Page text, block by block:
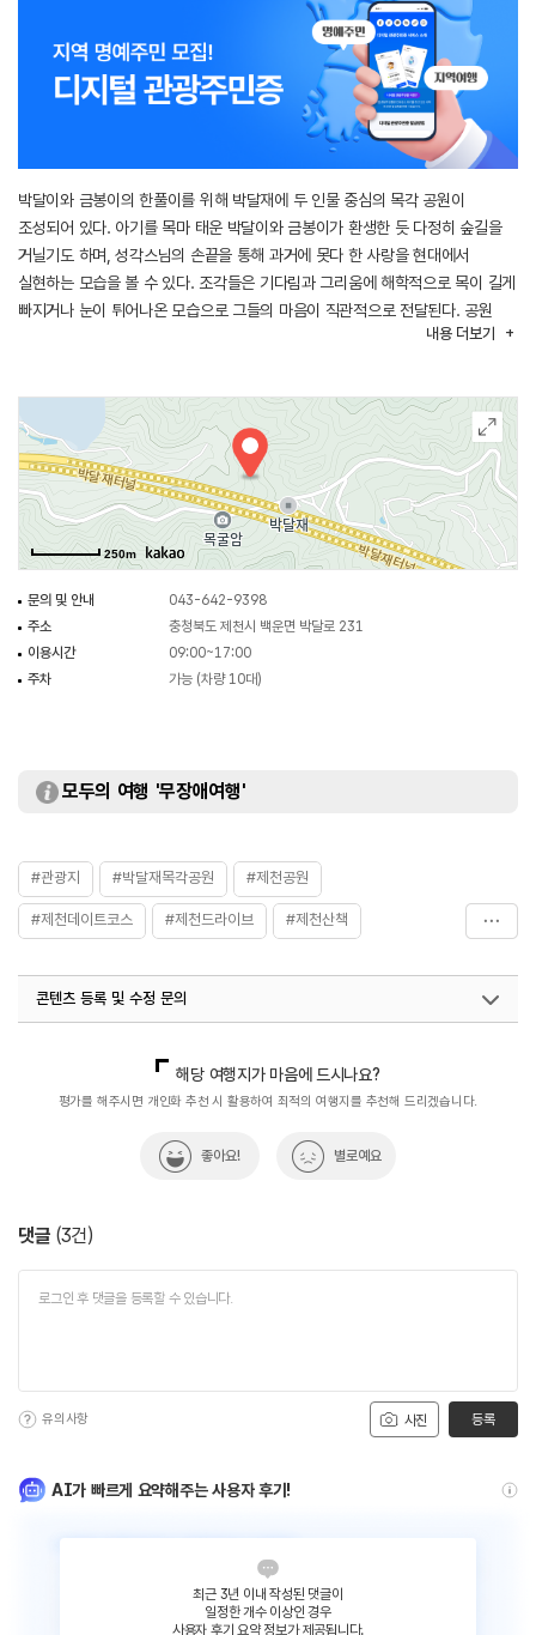
박달이와 금봉이의 한풀이를 위해 박달재에 두 인물 중심의 목각 공원이
조성되어 있다. 아기를 목마 태운 박달이와 금봉이가 환생한 듯 다정히 숲길을
거닐기도 하며, 성각스님의 손끝을 통해 과거에 못다 한 사랑을 현대에서
실현하는 모습을 볼 수 있다. 조각들은 기다림과 그리움에 해학적으로 목이 길게
빠지거나 눈이 튀어나온 모습으로 그들의 마음이 직관적으로 전달된다. 공원
한쪽에는 수백 년 된 느티나무에 불상을 조각한 목굴암과 오백나한상 전시관이
내용 더보기
250m
문의 및 안내
043-642-9398
주소
충청북도 제천시 백운면 박달로 231
이용시간
09:00~17:00
주차
가능 (차량 10대)
모두의 여행 '무장애여행'
#관광지 #박달재목각공원 #제천공원
#제천데이트코스 #제천드라이브 #제천산책
콘텐츠 등록 및 수정 문의
해당 여행지가 마음에 드시나요?
평가를 해주시면 개인화 추천 시 활용하여 최적의 여행지를 추천해 드리겠습니다.
좋아요! 별로예요
댓글 (3건)
사진
유의사항 등록
AI가 빠르게 요약해주는 사용자 후기!
최근 3년 이내 작성된 댓글이
일정한 개수 이상인 경우
사용자 후기 요약 정보가 제공됩니다.